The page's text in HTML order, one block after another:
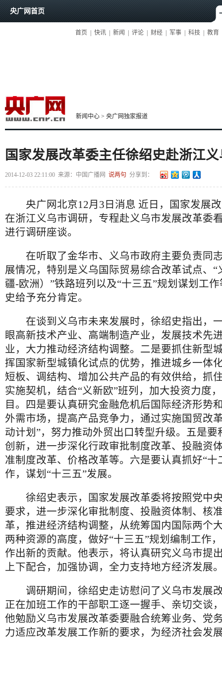
央广网首页
首页 快讯 新闻 评论 财经 军事 科技 教育
新闻中心 > 央广网独家报道
国家发展改革委主任徐绍史赴浙江
2014-12-03 22:11:00 来源： 中国广播网 说两句 分享到：
央广网北京12月3日消息 近日，国家发展改
在浙江义乌市调研，专程赴义乌市发展改革委
进行调研座谈。
在听取了金华市、义乌市政府主要负责同
展情况，特别是义乌国际贸易综合改革试点、“
疆-欧洲）”铁路班列以及“十三五”规划谋划工
史给予充分肯定。
在谈到义乌市未来发展时，徐绍史指出，
眼高新技术产业、高端制造产业，发展技术先
业，大力推动经济结构调整。二是要抓住新型
挥国家新型城镇化试点的优势，推进城乡一体
短板、调结构、增加公共产品的有效供给，抓
实施契机，结合“义新欧”班列，加大投资力度
目。四是要认真研究金融危机后国际经济形势
外需市场，提高产品竞争力，通过实施国贸改
动计划”，努力推动外贸出口转型升级。五是要
创新，进一步深化行政审批制度改革、投融资
准制度改革、价格改革等。六是要认真抓好“十
作，谋划“十三五”发展。
徐绍史表示，国家发展改革委将按照党中
要求，进一步深化审批制度、投融资体制、核
革，推进经济结构调整，从统筹国内国际两个
两种资源的高度，做好“十三五”规划编制工作
作出新的贡献。他表示，将认真研究义乌市提
上下配合，加强协调，全力支持地方经济发展
调研期间，徐绍史走访慰问了义乌市发展
正在加班工作的干部职工逐一握手、亲切交谈
他勉励义乌市发展改革委要融合统筹业务、党
力适应改革发展工作新的要求，为经济社会发